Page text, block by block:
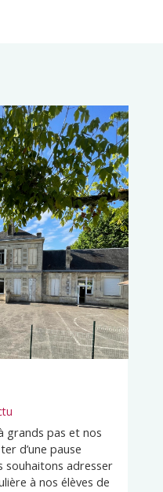
grands pas et nos
d’une pause
souhaitons adresser
à nos élèves de